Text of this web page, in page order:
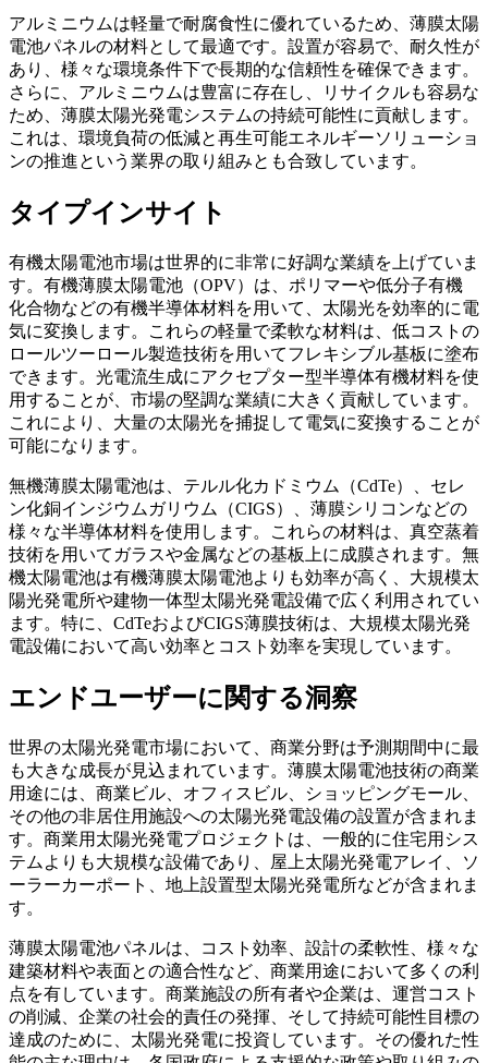
アルミニウムは軽量で耐腐食性に優れているため、薄膜太陽
電池パネルの材料として最適です。設置が容易で、耐久性が
あり、様々な環境条件下で長期的な信頼性を確保できます。
さらに、アルミニウムは豊富に存在し、リサイクルも容易な
ため、薄膜太陽光発電システムの持続可能性に貢献します。
これは、環境負荷の低減と再生可能エネルギーソリューショ
ンの推進という業界の取り組みとも合致しています。
タイプインサイト
有機太陽電池市場は世界的に非常に好調な業績を上げていま
す。有機薄膜太陽電池（OPV）は、ポリマーや低分子有機
化合物などの有機半導体材料を用いて、太陽光を効率的に電
気に変換します。これらの軽量で柔軟な材料は、低コストの
ロールツーロール製造技術を用いてフレキシブル基板に塗布
できます。光電流生成にアクセプター型半導体有機材料を使
用することが、市場の堅調な業績に大きく貢献しています。
これにより、大量の太陽光を捕捉して電気に変換することが
可能になります。
無機薄膜太陽電池は、テルル化カドミウム（CdTe）、セレ
ン化銅インジウムガリウム（CIGS）、薄膜シリコンなどの
様々な半導体材料を使用します。これらの材料は、真空蒸着
技術を用いてガラスや金属などの基板上に成膜されます。無
機太陽電池は有機薄膜太陽電池よりも効率が高く、大規模太
陽光発電所や建物一体型太陽光発電設備で広く利用されてい
ます。特に、CdTeおよびCIGS薄膜技術は、大規模太陽光発
電設備において高い効率とコスト効率を実現しています。
エンドユーザーに関する洞察
世界の太陽光発電市場において、商業分野は予測期間中に最
も大きな成長が見込まれています。薄膜太陽電池技術の商業
用途には、商業ビル、オフィスビル、ショッピングモール、
その他の非居住用施設への太陽光発電設備の設置が含まれま
す。商業用太陽光発電プロジェクトは、一般的に住宅用シス
テムよりも大規模な設備であり、屋上太陽光発電アレイ、ソ
ーラーカーポート、地上設置型太陽光発電所などが含まれま
す。
薄膜太陽電池パネルは、コスト効率、設計の柔軟性、様々な
建築材料や表面との適合性など、商業用途において多くの利
点を有しています。商業施設の所有者や企業は、運営コスト
の削減、企業の社会的責任の発揮、そして持続可能性目標の
達成のために、太陽光発電に投資しています。その優れた性